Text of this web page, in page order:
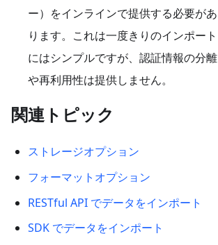
ー）をインラインで提供する必要があ
ります。これは一度きりのインポート
にはシンプルですが、認証情報の分離
や再利用性は提供しません。
関連トピック
ストレージオプション
フォーマットオプション
RESTful API でデータをインポート
SDK でデータをインポート